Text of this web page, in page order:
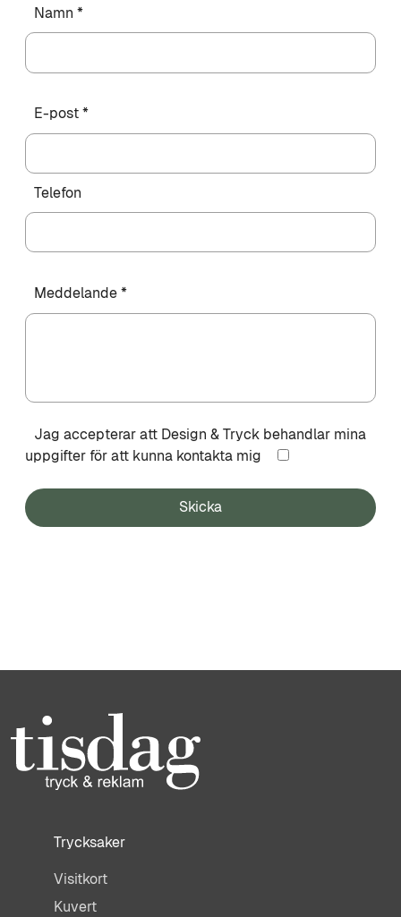
Namn *
E-post *
Telefon
Meddelande *
Jag accepterar att Design & Tryck behandlar mina
uppgifter för att kunna kontakta mig
Skicka
Trycksaker
Visitkort
Kuvert